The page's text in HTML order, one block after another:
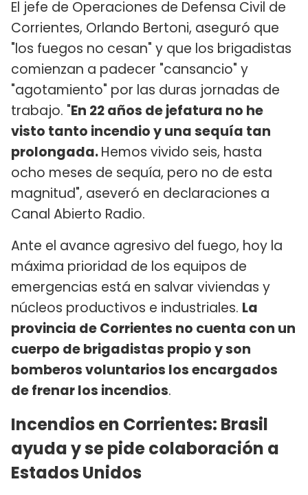
El jefe de Operaciones de Defensa Civil de
Corrientes, Orlando Bertoni, aseguró que
"los fuegos no cesan" y que los brigadistas
comienzan a padecer "cansancio" y
"agotamiento" por las duras jornadas de
trabajo. "En 22 años de jefatura no he
visto tanto incendio y una sequía tan
prolongada.Hemos vivido seis, hasta
ocho meses de sequía, pero no de esta
magnitud", aseveró en declaraciones a
Canal Abierto Radio.
Ante el avance agresivo del fuego, hoy la
máxima prioridad de los equipos de
emergencias está en salvar viviendas y
núcleos productivos e industriales. La
provincia de Corrientes no cuenta con un
cuerpo de brigadistas propio y son
bomberos voluntarios los encargados
de frenar los incendios.
Incendios en Corrientes: Brasil
ayuda y se pide colaboración a
Estados Unidos